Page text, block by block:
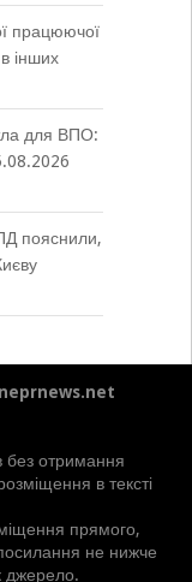
працюючої
інших
для ВПО:
пояснили,
без отримання
в тексті
прямого,
не нижче
джерело.